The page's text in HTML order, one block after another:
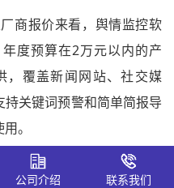
商报价来看，舆情监控软
度预算在2万元以内的产
，覆盖新闻网站、社交媒
关键词预警和简单简报导
。
，增加了对今日头条、知
公司介绍 联系我们